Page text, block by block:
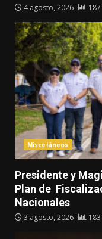
4 agosto, 2026 187
Misceláneos
Presidente y
Plan de
Nacionales
3 agosto, 2026 183